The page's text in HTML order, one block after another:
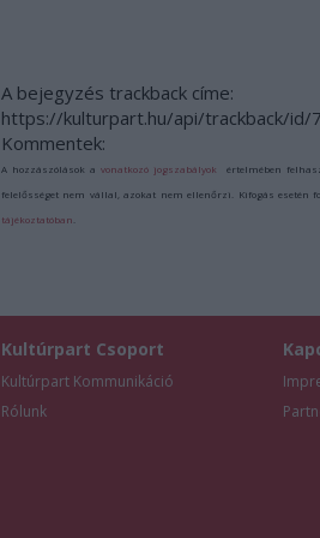
A bejegyzés trackback címe:
https://kulturpart.hu/api/trackback/id/
Kommentek:
A hozzászólások avonatkozó jogszabályok értelmében
felelősséget nem vállal, azokat nem ellenőrzi. Kifogás esetén
tájékoztatóban
Kultúrpart Csoport
Kultúrpart Kommunikáció
Rólunk